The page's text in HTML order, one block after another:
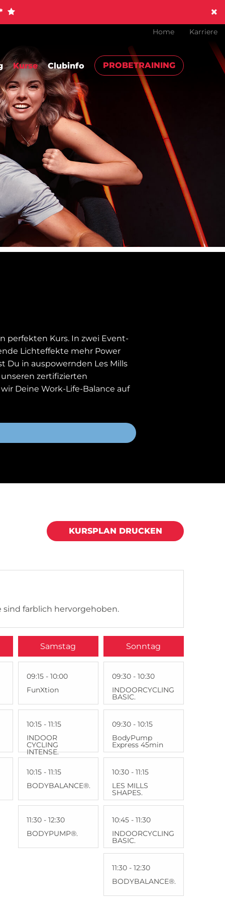
Home Karriere
Kurse Clubinfo PROBETRAINING
perfekten Kurs. In zwei Event-
Lichteffekte mehr Power
Du in auspowernden Les Mills
zertifizierten
Deine Work-Life-Balance auf
KURSPLAN DRUCKEN
sind farblich hervorgehoben.
Samstag
09:15 - 10:00
FunXtion
10:15 - 11:15
INDOOR
CYCLING
INTENSE.
10:15 - 11:15
BODYBALANCE®.
11:30 - 12:30
BODYPUMP®.
Sonntag
09:30 - 10:30
INDOORCYCLING
BASIC.
09:30 - 10:15
BodyPump
Express 45min
10:30 - 11:15
LES MILLS
SHAPES.
10:45 - 11:30
INDOORCYCLING
BASIC.
11:30 - 12:30
BODYBALANCE®.